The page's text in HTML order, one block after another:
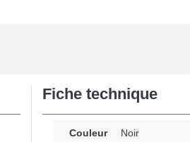
Fiche technique
Couleur Noir